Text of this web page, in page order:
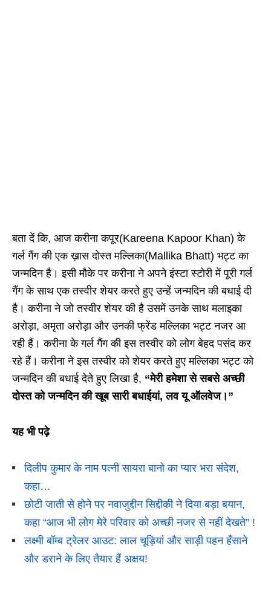
बता दें कि, आज करीना कपूर(Kareena Kapoor Khan) के
गर्ल गैंग की एक ख़ास दोस्त मल्लिका(Mallika Bhatt) भट्ट का
जन्मदिन है। इसी मौके पर करीना ने अपने इंस्टा स्टोरी में पूरी गर्ल
गैंग के साथ एक तस्वीर शेयर करते हुए उन्हें जन्मदिन की बधाई दी
है। करीना ने जो तस्वीर शेयर की है उसमें उनके साथ मलाइका
अरोड़ा, अमृता अरोड़ा और उनकी फ्रेंड मल्लिका भट्ट नजर आ
रही हैं। करीना के गर्ल गैंग की इस तस्वीर को लोग बेहद पसंद कर
रहे हैं। करीना ने इस तस्वीर को शेयर करते हुए मल्लिका भट्ट को
जन्मदिन की बधाई देते हुए लिखा है, “मेरी हमेशा से सबसे अच्छी
दोस्त को जन्मदिन की खूब सारी बधाईयां, लव यू ऑलवेज।”
यह भी पढ़े
दिलीप कुमार के नाम पत्नी सायरा बानो का प्यार भरा संदेश,
कहा…
छोटी जाती से होने पर नवाजुद्दीन सिद्दीकी ने दिया बड़ा बयान,
कहा “आज भी लोग मेरे परिवार को अच्छी नजर से नहीं देखते” !
लक्ष्मी बॉम्ब ट्रेलर आउट: लाल चूड़ियां और साड़ी पहन हँसाने
और डराने के लिए तैयार हैं अक्षय!